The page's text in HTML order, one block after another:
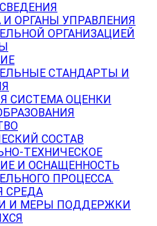
И ОРГАНЫ УПРАВЛЕНИЯ
ОРГАНИЗАЦИЕЙ
СТАНДАРТЫ И
СИСТЕМА ОЦЕНКИ
СОСТАВ
ТЕХНИЧЕСКОЕ
И ОСНАЩЕННОСТЬ
ПРОЦЕССА.
СРЕДА
И МЕРЫ ПОДДЕРЖКИ